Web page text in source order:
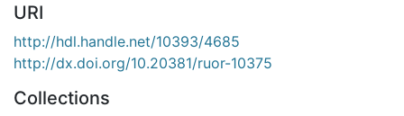
URI
http://hdl.handle.net/10393/4685
http://dx.doi.org/10.20381/ruor-10375
Collections